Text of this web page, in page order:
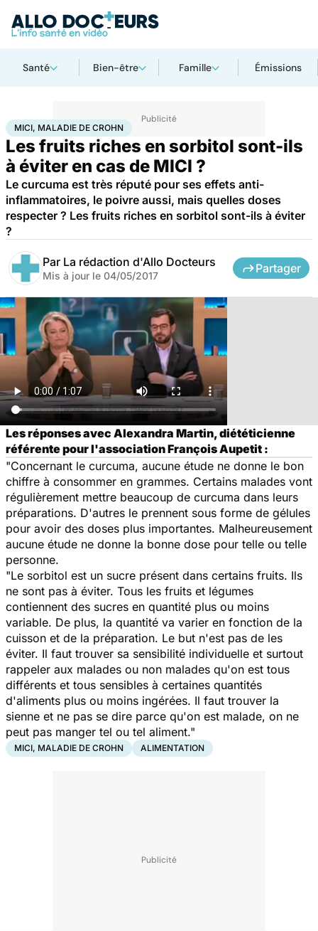
Santé Bien-être Famille Émissions
AccueilBien-être NutritionMICI, Maladie de Crohn
MICI, MALADIE DE CROHN
Les fruits riches en sorbitol sont-ils
à éviter en cas de MICI ?
Le curcuma est très réputé pour ses effets anti-
inflammatoires, le poivre aussi, mais quelles doses
respecter ? Les fruits riches en sorbitol sont-ils à éviter
?
Par La rédaction d'Allo Docteurs
Mis à jour le 04/05/2017
Partager
Les réponses avec Alexandra Martin, diététicienne
référente pour l'association François Aupetit :
"Concernant le curcuma, aucune étude ne donne le bon
chiffre à consommer en grammes. Certains malades vont
régulièrement mettre beaucoup de curcuma dans leurs
préparations. D'autres le prennent sous forme de gélules
pour avoir des doses plus importantes. Malheureusement
aucune étude ne donne la bonne dose pour telle ou telle
personne.
"Le sorbitol est un sucre présent dans certains fruits. Ils
ne sont pas à éviter. Tous les fruits et légumes
contiennent des sucres en quantité plus ou moins
variable. De plus, la quantité va varier en fonction de la
cuisson et de la préparation. Le but n'est pas de les
éviter. Il faut trouver sa sensibilité individuelle et surtout
rappeler aux malades ou non malades qu'on est tous
différents et tous sensibles à certaines quantités
d'aliments plus ou moins ingérées. Il faut trouver la
sienne et ne pas se dire parce qu'on est malade, on ne
peut pas manger tel ou tel aliment."
MICI, MALADIE DE CROHN ALIMENTATION